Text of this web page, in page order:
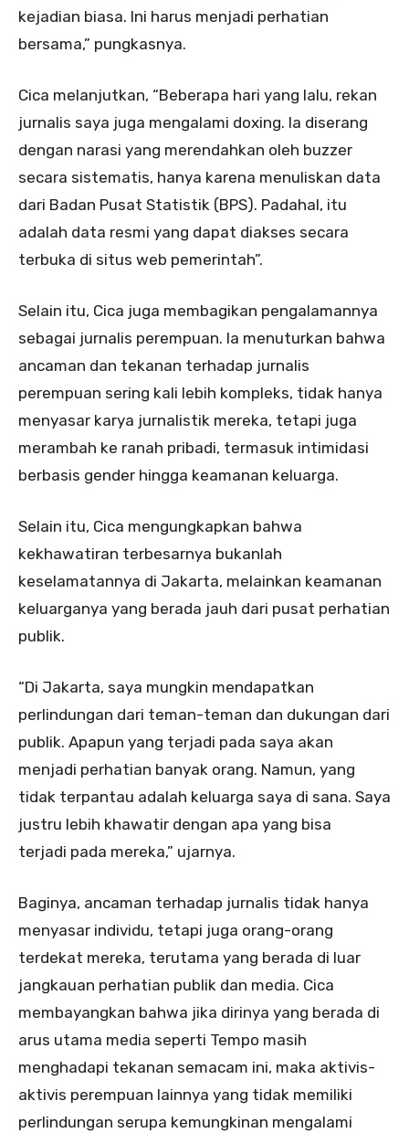
kejadian biasa. Ini harus menjadi perhatian
bersama,” pungkasnya.
Cica melanjutkan, “Beberapa hari yang lalu, rekan
jurnalis saya juga mengalami doxing. Ia diserang
dengan narasi yang merendahkan oleh buzzer
secara sistematis, hanya karena menuliskan data
dari Badan Pusat Statistik (BPS). Padahal, itu
adalah data resmi yang dapat diakses secara
terbuka di situs web pemerintah”.
Selain itu, Cica juga membagikan pengalamannya
sebagai jurnalis perempuan. Ia menuturkan bahwa
ancaman dan tekanan terhadap jurnalis
perempuan sering kali lebih kompleks, tidak hanya
menyasar karya jurnalistik mereka, tetapi juga
merambah ke ranah pribadi, termasuk intimidasi
berbasis gender hingga keamanan keluarga.
Selain itu, Cica mengungkapkan bahwa
kekhawatiran terbesarnya bukanlah
keselamatannya di Jakarta, melainkan keamanan
keluarganya yang berada jauh dari pusat perhatian
publik.
“Di Jakarta, saya mungkin mendapatkan
perlindungan dari teman-teman dan dukungan dari
publik. Apapun yang terjadi pada saya akan
menjadi perhatian banyak orang. Namun, yang
tidak terpantau adalah keluarga saya di sana. Saya
justru lebih khawatir dengan apa yang bisa
terjadi pada mereka,” ujarnya.
Baginya, ancaman terhadap jurnalis tidak hanya
menyasar individu, tetapi juga orang-orang
terdekat mereka, terutama yang berada di luar
jangkauan perhatian publik dan media. Cica
membayangkan bahwa jika dirinya yang berada di
arus utama media seperti Tempo masih
menghadapi tekanan semacam ini, maka aktivis-
aktivis perempuan lainnya yang tidak memiliki
perlindungan serupa kemungkinan mengalami